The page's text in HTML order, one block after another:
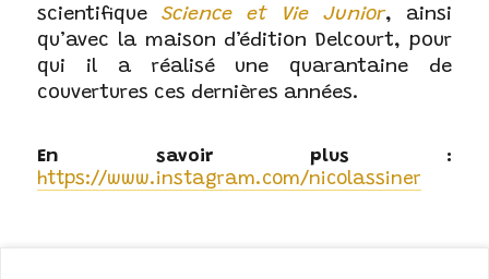
scientifiqueScience et Vie Junior, ainsi
qu’avec la maison d’édition Delcourt, pour
qui il a réalisé une quarantaine de
couvertures ces dernières années.
https://www.instagram.com/nicolassiner